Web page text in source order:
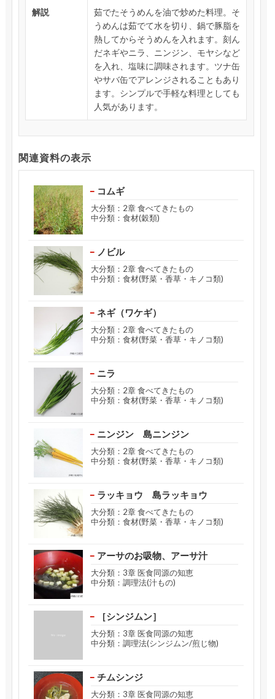
解説
茹でたそうめんを油で炒めた料理。そ
うめんは茹でて水を切り、鍋で豚脂を
熱してからそうめんを入れます。刻ん
だネギやニラ、ニンジン、モヤシなど
を入れ、塩味に調味されます。ツナ缶
やサバ缶でアレンジされることもあり
ます。シンプルで手軽な料理としても
人気があります。
関連資料の表示
コムギ
大分類：2章 食べてきたもの
中分類：食材(穀類)
ノビル
大分類：2章 食べてきたもの
中分類：食材(野菜・香草・キノコ類)
ネギ（ワケギ）
大分類：2章 食べてきたもの
中分類：食材(野菜・香草・キノコ類)
ニラ
大分類：2章 食べてきたもの
中分類：食材(野菜・香草・キノコ類)
ニンジン 島ニンジン
大分類：2章 食べてきたもの
中分類：食材(野菜・香草・キノコ類)
ラッキョウ 島ラッキョウ
大分類：2章 食べてきたもの
中分類：食材(野菜・香草・キノコ類)
アーサのお吸物、アーサ汁
大分類：3章 医食同源の知恵
中分類：調理法(汁もの)
［シンジムン］
大分類：3章 医食同源の知恵
中分類：調理法(シンジムン/煎じ物)
チムシンジ
大分類：3章 医食同源の知恵